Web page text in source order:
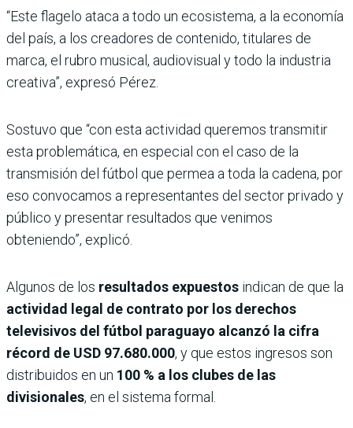
“Este flagelo ataca a todo un ecosistema, a la economía
del país, a los creadores de contenido, titulares de
marca, el rubro musical, audiovisual y todo la industria
creativa”, expresó Pérez.
Sostuvo que “con esta actividad queremos transmitir
esta problemática, en especial con el caso de la
transmisión del fútbol que permea a toda la cadena, por
eso convocamos a representantes del sector privado y
público y presentar resultados que venimos
obteniendo”, explicó.
Algunos de los resultados expuestos indican de que la
actividad legal de contrato por los derechos
televisivos del fútbol paraguayo alcanzó la cifra
récord de USD 97.680.000, y que estos ingresos son
distribuidos en un 100 % a los clubes de las
divisionales, en el sistema formal.